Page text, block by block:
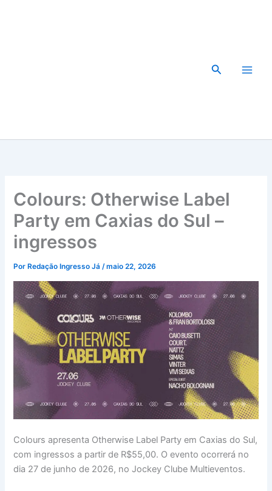
Pesquisar
Colours: Otherwise Label
Party em Caxias do Sul –
ingressos
Por Redação Ingresso Já/maio 22, 2026
Colours apresenta Otherwise Label Party em Caxias do Sul,
com ingressos a partir de R$55,00. O evento ocorrerá no
dia 27 de junho de 2026, no Jockey Clube Multieventos.